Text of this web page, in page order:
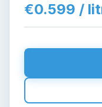
€0.599 /